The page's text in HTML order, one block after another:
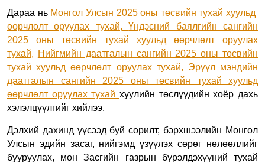
Дараа нь Монгол Улсын 2025 оны төсвийн тухай хуульд
өөрчлөлт оруулах тухай,Үндэсний баялгийн сангийн
2025 оны төсвийн тухай хуульд өөрчлөлт оруулах
тухай, Нийгмийн даатгалын сангийн 2025 оны төсвийн
тухай хуульд өөрчлөлт оруулах тухай, Эрүүл мэндийн
даатгалын сангийн 2025 оны төсвийн тухай хуульд
өөрчлөлт оруулах тухай хуулийн төслүүдийн хоёр дахь
хэлэлцүүлгийг хийлээ.
Дэлхий дахинд үүсээд буй сорилт, бэрхшээлийн Монгол
Улсын эдийн засаг, нийгэмд үзүүлэх сөрөг нөлөөллийг
бууруулах, мөн Засгийн газрын бүрэлдэхүүний тухай